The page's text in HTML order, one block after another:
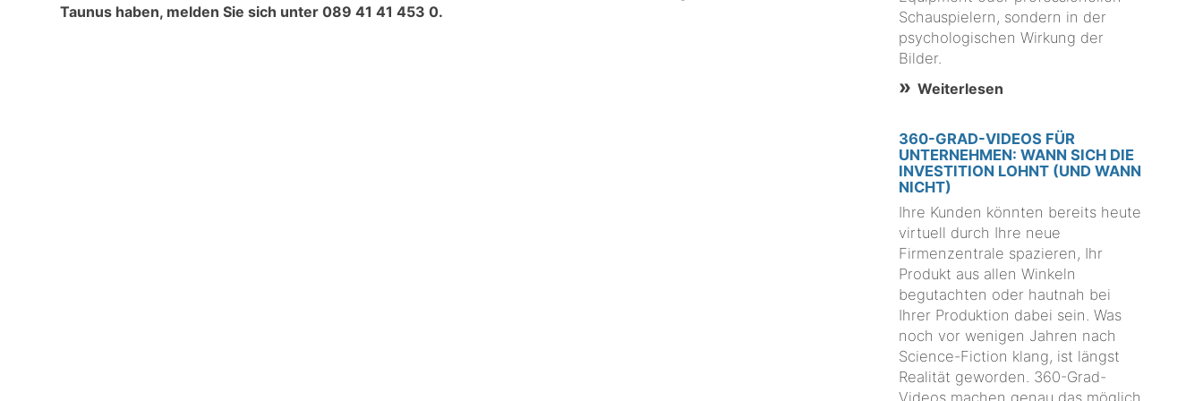
Taunus haben, melden Sie sich unter089 41 41 453 0.
Schauspielern, sondern in der
psychologischen Wirkung der
Bilder.
Weiterlesen
360-GRAD-VIDEOS FÜR
UNTERNEHMEN: WANN SICH DIE
INVESTITION LOHNT (UND WANN
NICHT)
Ihre Kunden könnten bereits heute
virtuell durch Ihre neue
Firmenzentrale spazieren, Ihr
Produkt aus allen Winkeln
begutachten oder hautnah bei
Ihrer Produktion dabei sein. Was
noch vor wenigen Jahren nach
Science-Fiction klang, ist längst
Realität geworden. 360-Grad-